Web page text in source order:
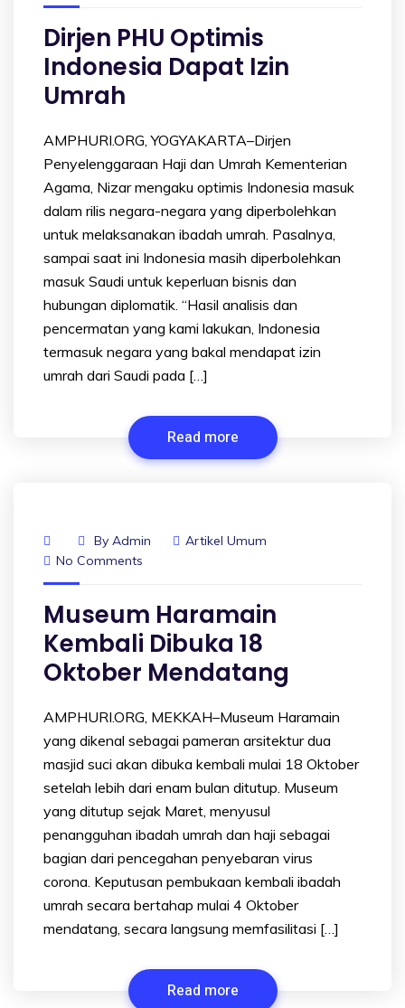
Dirjen PHU Optimis
Indonesia Dapat Izin
Umrah
AMPHURI.ORG, YOGYAKARTA–Dirjen
Penyelenggaraan Haji dan Umrah Kementerian
Agama, Nizar mengaku optimis Indonesia masuk
dalam rilis negara-negara yang diperbolehkan
untuk melaksanakan ibadah umrah. Pasalnya,
sampai saat ini Indonesia masih diperbolehkan
masuk Saudi untuk keperluan bisnis dan
hubungan diplomatik. “Hasil analisis dan
pencermatan yang kami lakukan, Indonesia
termasuk negara yang bakal mendapat izin
umrah dari Saudi pada […]
Read more
By Admin
Artikel Umum
No Comments
Museum Haramain
Kembali Dibuka 18
Oktober Mendatang
AMPHURI.ORG, MEKKAH–Museum Haramain
yang dikenal sebagai pameran arsitektur dua
masjid suci akan dibuka kembali mulai 18 Oktober
setelah lebih dari enam bulan ditutup. Museum
yang ditutup sejak Maret, menyusul
penangguhan ibadah umrah dan haji sebagai
bagian dari pencegahan penyebaran virus
corona. Keputusan pembukaan kembali ibadah
umrah secara bertahap mulai 4 Oktober
mendatang, secara langsung memfasilitasi […]
Read more